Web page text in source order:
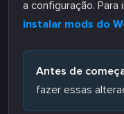
a configuração.
instalar mods do
Antes de
fazer essas